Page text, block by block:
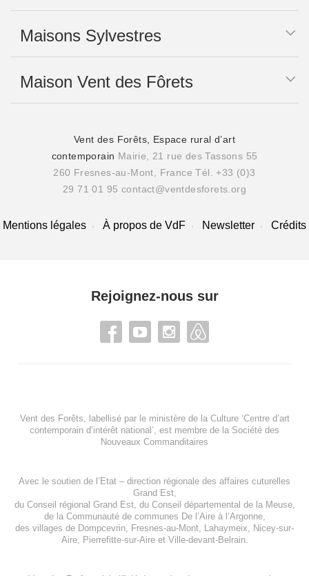
Maisons Sylvestres
Maison Vent des Fôrets
Vent des Forêts, Espace rural d’art
contemporain Mairie, 21 rue des Tassons 55
260 Fresnes-au-Mont, France Tél. +33 (0)3
29 71 01 95 contact@ventdesforets.org
Mentions légales À propos de VdF Newsletter Crédits
Rejoignez-nous sur
Vent des Forêts, labellisé par le ministère de la Culture ‘Centre d’art
contemporain d’intérêt national’, est membre de la Société des
Nouveaux Commanditaires
Avec le soutien de l’ Etat – direction régionale des affaires cuturelles
Grand Est,
du Conseil régional Grand Est, du Conseil départemental de la Meuse,
de la Communauté de communes De l’Aire à l’Argonne,
des villages de Dompcevrin, Fresnes-au-Mont, Lahaymeix, Nicey-sur-
Aire, Pierrefitte-sur-Aireet Ville-devant-Belrain.